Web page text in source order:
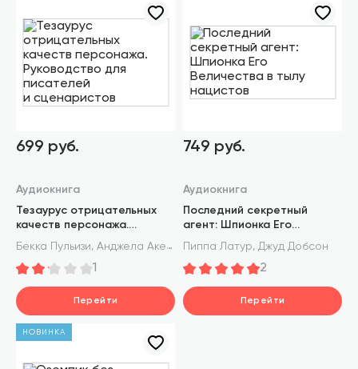
699 руб.
Аудиокнига
Тезаурус отрицательных
качеств персонажа.
Руководство для писателей
и сценаристов
Бекка Пульизи, Анджела Акерман
1
Перейти
749 руб.
Аудиокнига
Последний секретный
агент: Шпионка Его
Величества в тылу
Пиппа Латур, Джуд Добсон
2
Перейти
НОВИНКА